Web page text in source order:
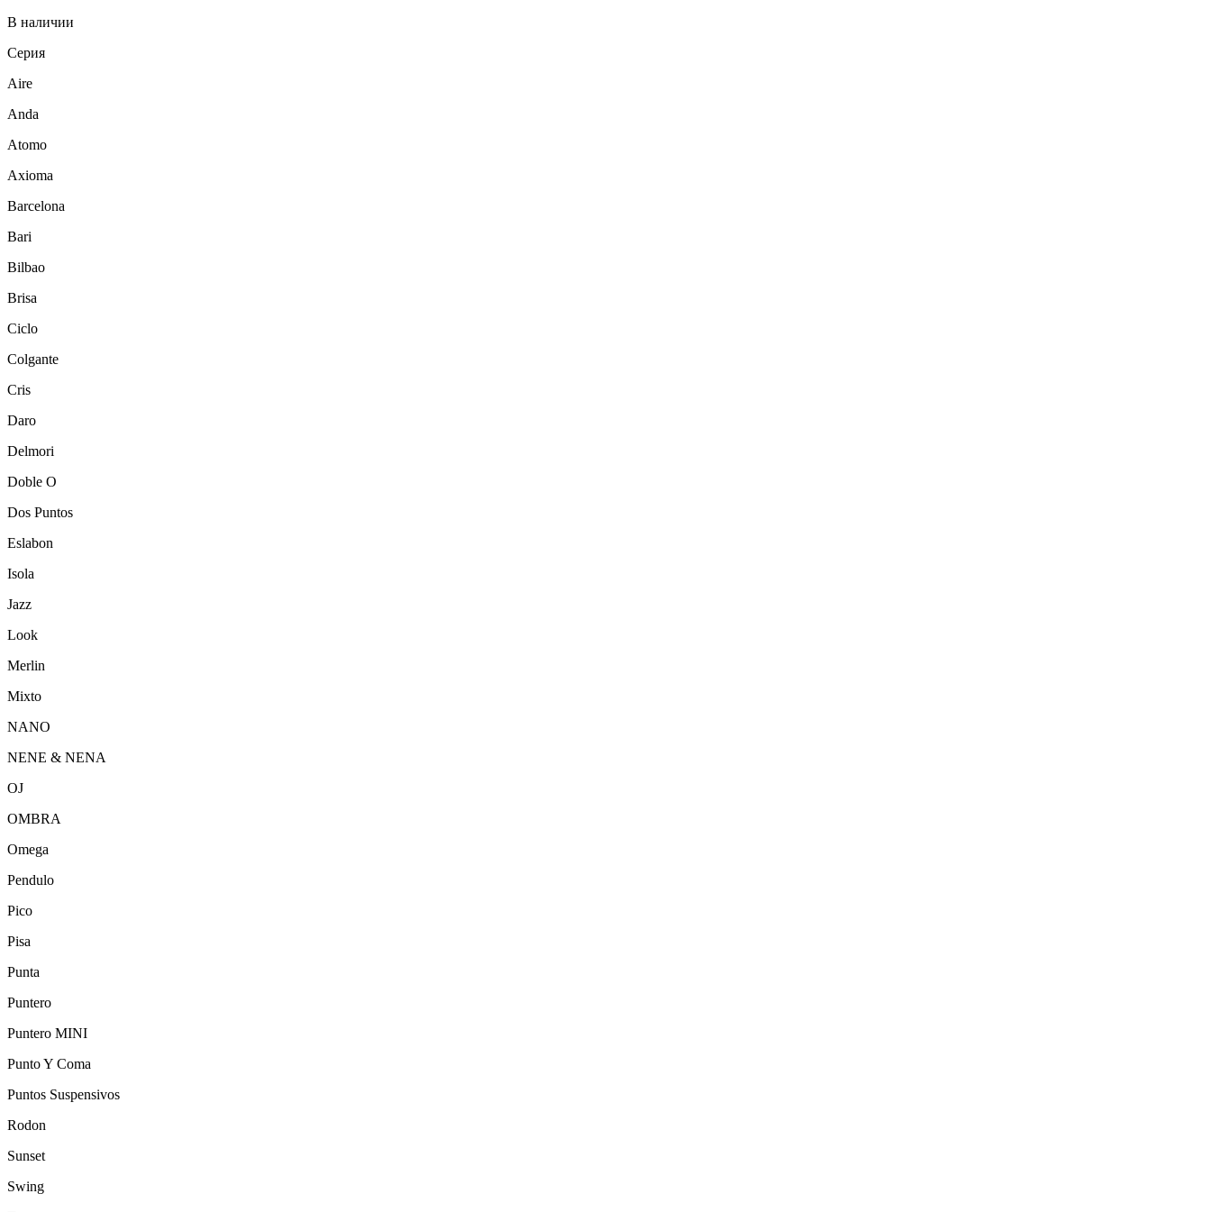
В наличии
Серия
Aire
Anda
Atomo
Axioma
Barcelona
Bari
Bilbao
Brisa
Ciclo
Colgante
Cris
Daro
Delmori
Doble O
Dos Puntos
Eslabon
Isola
Jazz
Look
Merlin
Mixto
NANO
NENE & NENA
OJ
OMBRA
Omega
Pendulo
Pico
Pisa
Punta
Puntero
Puntero MINI
Punto Y Coma
Puntos Suspensivos
Rodon
Sunset
Swing